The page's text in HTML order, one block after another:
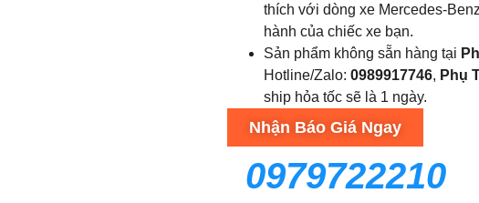
thích với dòng xe Mercedes-
hành của chiếc xe bạn.
Sản phẩm không sẵn hàng tại
Hotline/Zalo: 0989917746, Phụ
ship hỏa tốc sẽ là 1 ngày.
Nhận Báo Giá Ngay
0979722210